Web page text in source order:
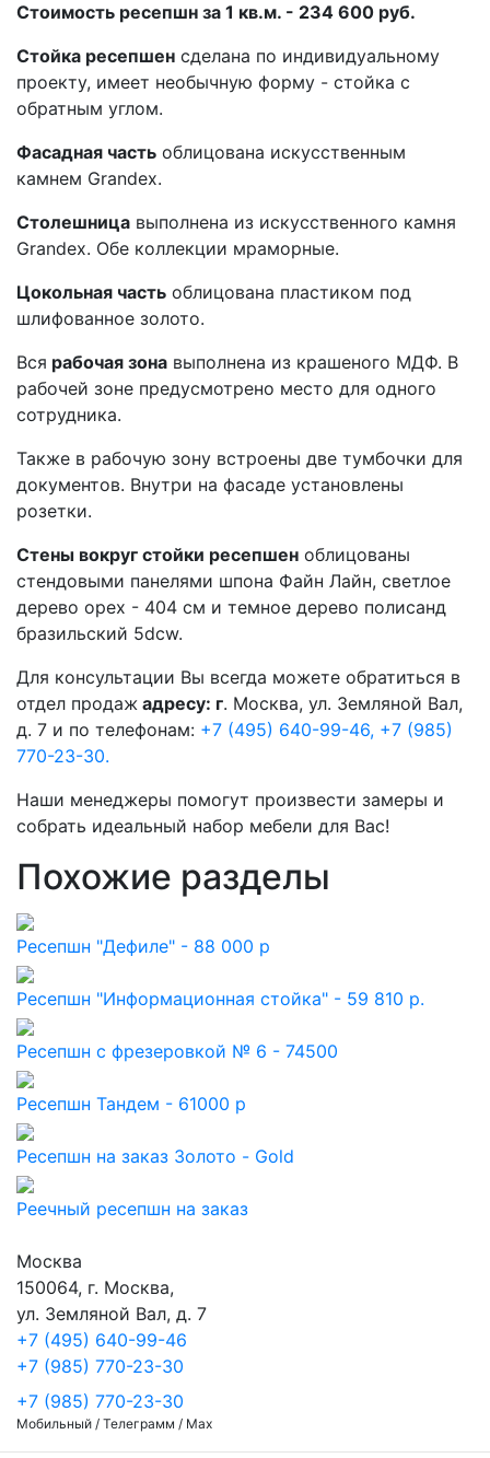
Стоимость ресепшн за 1 кв.м. - 234 600 руб.
Стойка ресепшен сделана по индивидуальному
проекту, имеет необычную форму - стойка с
обратным углом.
Фасадная часть облицована искусственным
камнем Grandex.
Столешница выполнена из искусственного камня
Grandex. Обе коллекции мраморные.
Цокольная часть облицована пластиком под
шлифованное золото.
Вся рабочая зона выполнена из крашеного МДФ. В
рабочей зоне предусмотрено место для одного
сотрудника.
Также в рабочую зону встроены две тумбочки для
документов. Внутри на фасаде установлены
розетки.
Стены вокруг стойки ресепшен облицованы
стендовыми панелями шпона Файн Лайн, светлое
дерево орех - 404 см и темное дерево полисанд
бразильский 5dcw.
Для консультации Вы всегда можете обратиться в
отдел продаж адресу: г. Москва, ул. Земляной Вал,
д. 7 и по телефонам: +7 (495) 640-99-46, +7 (985)
770-23-30.
Наши менеджеры помогут произвести замеры и
собрать идеальный набор мебели для Вас!
Похожие разделы
Ресепшн "Дефиле" - 88 000 р
Ресепшн "Информационная стойка" - 59 810 р.
Ресепшн с фрезеровкой № 6 - 74500
Ресепшн Тандем - 61000 р
Ресепшн на заказ Золото - Gold
Реечный ресепшн на заказ
Москва
150064, г. Москва,
ул. Земляной Вал, д. 7
+7 (495) 640-99-46
+7 (985) 770-23-30
+7 (985) 770-23-30
Мобильный / Телеграмм / Max